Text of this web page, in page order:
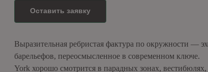
Оставить заявку
Выразительная ребристая фактура по окружности —
барельефов, переосмысленное в современном ключе.
York хорошо смотрится в парадных зонах,